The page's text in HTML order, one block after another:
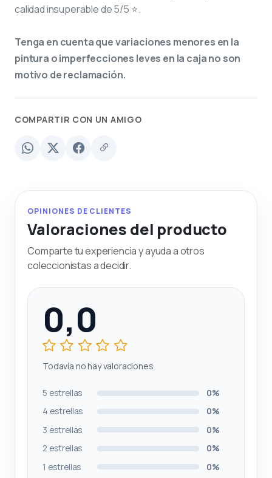
calidad insuperable de 5/5 ⭐.
Tenga en cuenta que variaciones menores en la
pintura o imperfecciones leves en la caja no son
motivo de reclamación.
COMPARTIR CON UN AMIGO
OPINIONES DE CLIENTES
Valoraciones del producto
Comparte tu experiencia y ayuda a otros
coleccionistas a decidir.
0,0
Todavía no hay valoraciones
5 estrellas
0%
4 estrellas
0%
3 estrellas
0%
2 estrellas
0%
1 estrellas
0%